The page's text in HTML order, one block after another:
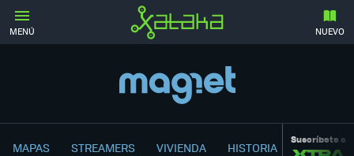
MENÚ NUEVO
MAPAS STREAMERS VIVIENDA HISTORIA Suscríbete a